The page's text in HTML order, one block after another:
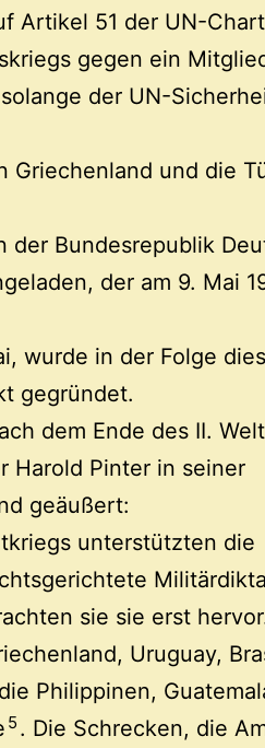
Artikel 51 der UN-
gegen ein
der UN-
Griechenland und die
der Bundesrepublik
der am 9. Mai
wurde in der Folge
gegründet.
dem Ende des II.
Harold Pinter in seiner
geäußert:
unterstützten die
sie sie erst
Uruguay,
Philippinen,
5 . Die Schrecken, die